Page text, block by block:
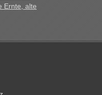
Ernte, alte